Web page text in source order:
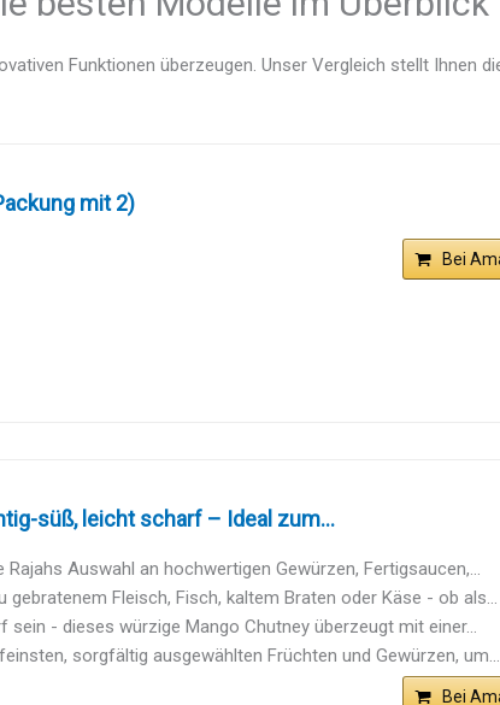
Funktionen überzeugen. Unser Vergleich stellt Ihnen
mit 2)
Bei
süß, leicht scharf – Ideal zum...
Auswahl an hochwertigen Gewürzen, Fertigsaucen,...
gebratenem Fleisch, Fisch, kaltem Braten oder Käse - ob als...
- dieses würzige Mango Chutney überzeugt mit einer...
sorgfältig ausgewählten Früchten und Gewürzen, um...
Bei